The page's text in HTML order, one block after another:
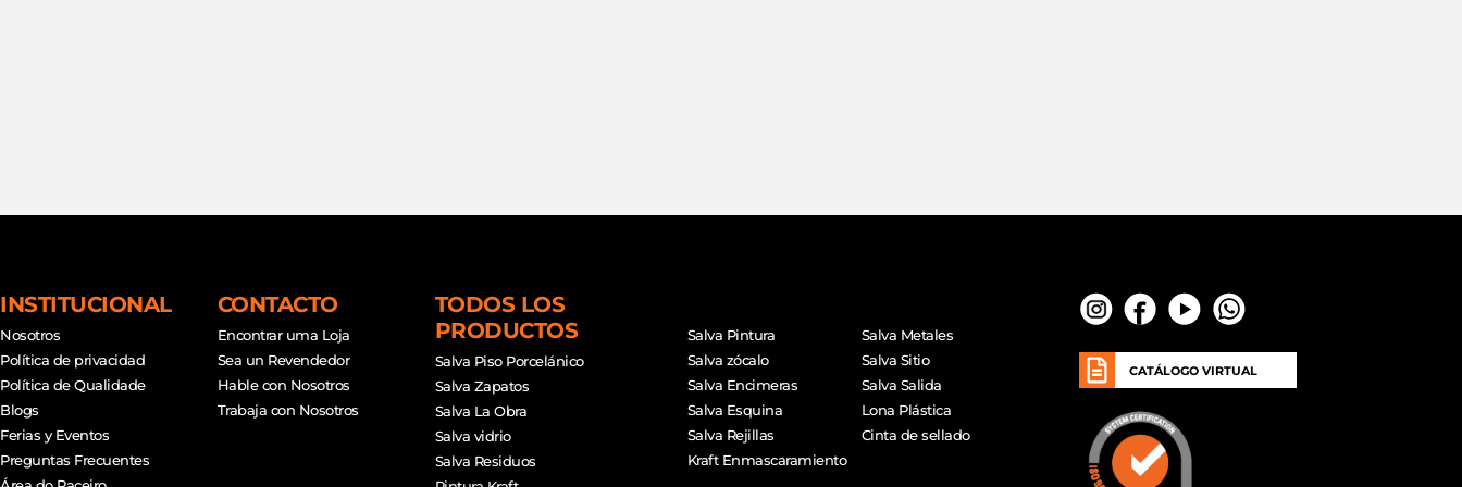
INSTITUCIONAL
Nosotros
Política de privacidad
Política de Qualidade
Blogs
Ferias y Eventos
Preguntas Frecuentes
CONTACTO
Encontrar uma Loja
Sea un Revendedor
Hable con Nosotros
Trabaja con Nosotros
TODOS LOS
PRODUCTOS
Salva Piso Porcelánico
Salva Zapatos
Salva La Obra
Salva vidrio
Salva Residuos
Salva Pintura
Salva zócalo
Salva Encimeras
Salva Esquina
Salva Rejillas
Kraft Enmascaramiento
Salva Metales
Salva Sitio
Salva Salida
Lona Plástica
Cinta de sellado
CATÁLOGO VIRTUAL